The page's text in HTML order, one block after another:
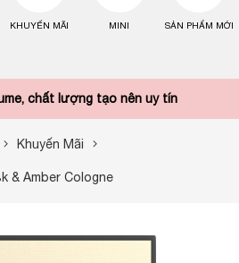
KHUYẾN MÃI MINI SẢN PHẨM MỚI
chất lượng tạo nên uy tín
Khuyến Mãi
& Amber Cologne